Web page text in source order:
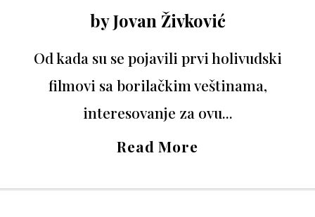
byJovan Živković
Od kada su se pojavili prvi holivudski
filmovi sa borilačkim veštinama,
interesovanje za ovu...
Read More